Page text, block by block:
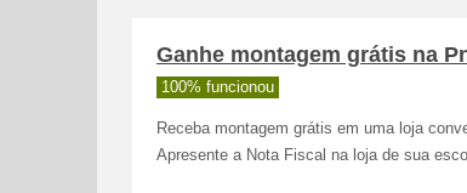
Ganhe montagem grátis na
100% funcionou
Receba montagem grátis em uma loja
Apresente a Nota Fiscal na loja de sua